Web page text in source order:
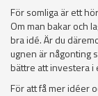
För somliga är ett
Om man bakar och
bra idé. Är du
ugnen är någonting
bättre att investera i
För att få mer idéer